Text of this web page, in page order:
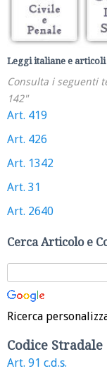
Leggi italiane e
Consulta i seguenti
142"
Art. 419
Art. 426
Art. 1342
Art. 31
Art. 2640
Cerca Articolo e
Ricerca
Codice Stradale
Art. 91 c.d.s.